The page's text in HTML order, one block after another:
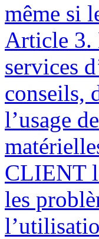
même si
Article 3.
services
conseils,
l’usage
CLIENT
les